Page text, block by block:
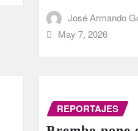
José Armando
May 7, 2026
REPORTAJES